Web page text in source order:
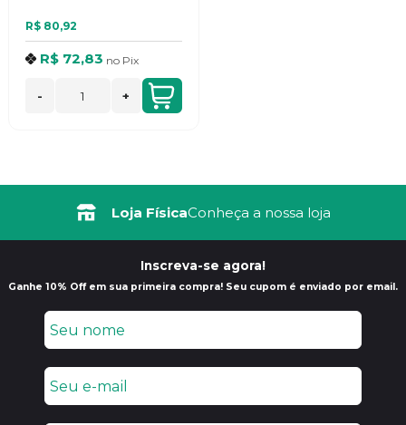
R$ 80,92
R$ 72,83 no Pix
- +
Loja FísicaConheça a nossa loja
Inscreva-se agora!
Ganhe 10% Off em sua primeira compra! Seu cupom é enviado por email.